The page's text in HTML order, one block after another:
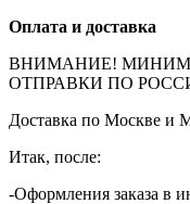
Оплата и доставка
ВНИМАНИЕ!
ОТПРАВКИ ПО
Доставка по Москве и
Итак, после:
-Оформления заказа в